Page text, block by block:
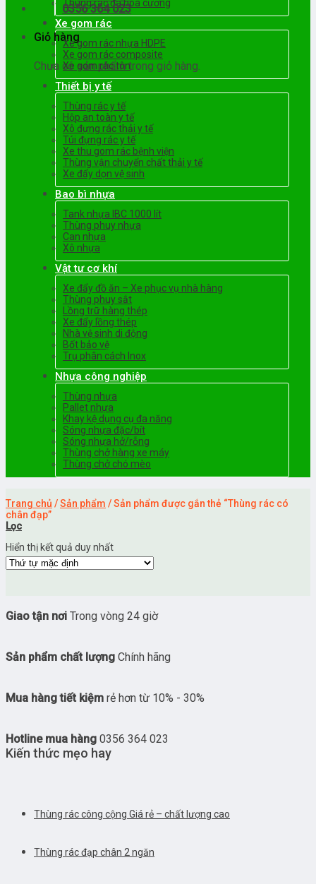
0356 364 023
Giỏ hàng
Chưa có sản phẩm trong giỏ hàng.
Thùng rác đá hoa cương
Xe gom rác
Xe gom rác nhựa HDPE
Xe gom rác composite
Xe gom rác tôn
Thiết bị y tế
Thùng rác y tế
Hộp an toàn y tế
Xô đựng rác thải y tế
Túi đựng rác y tế
Xe thu gom rác bệnh viện
Thùng vận chuyển chất thải y tế
Xe đẩy dọn vệ sinh
Bao bì nhựa
Tank nhựa IBC 1000 lít
Thùng phuy nhựa
Can nhựa
Xô nhựa
Vật tư cơ khí
Xe đẩy đồ ăn – Xe phục vụ nhà hàng
Thùng phuy sắt
Lồng trữ hàng thép
Xe đẩy lồng thép
Nhà vệ sinh di động
Bốt bảo vệ
Trụ phân cách Inox
Nhựa công nghiệp
Thùng nhựa
Pallet nhựa
Khay kệ dụng cụ đa năng
Sóng nhựa đặc/bít
Sóng nhựa hở/rỗng
Thùng chở hàng xe máy
Thùng chở chó mèo
Trang chủ /Sản phẩm /Sản phẩm được gắn thẻ “Thùng rác có
chân đạp”
Lọc
Hiển thị kết quả duy nhất
Giao tận nơi Trong vòng 24 giờ
Sản phẩm chất lượng Chính hãng
Mua hàng tiết kiệm rẻ hơn từ 10% - 30%
Hotline mua hàng 0356 364 023
Kiến thức mẹo hay
Thùng rác công cộng Giá rẻ – chất lượng cao
Thùng rác đạp chân 2 ngăn